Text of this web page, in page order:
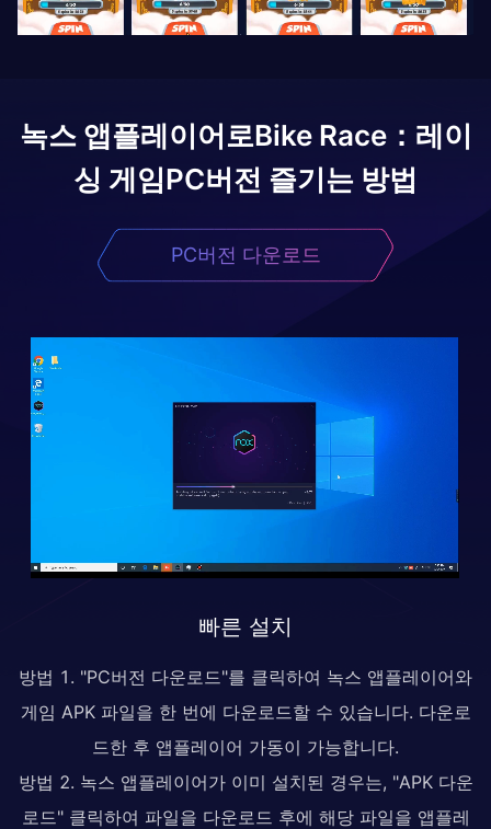
녹스 앱플레이어로Bike Race：레이
싱 게임PC버전 즐기는 방법
PC버전 다운로드
빠른 설치
방법 1. "PC버전 다운로드"를 클릭하여 녹스 앱플레이어와
게임 APK 파일을 한 번에 다운로드할 수 있습니다. 다운로
드한 후 앱플레이어 가동이 가능합니다.
방법 2. 녹스 앱플레이어가 이미 설치된 경우는, "APK 다운
로드" 클릭하여 파일을 다운로드 후에 해당 파일을 앱플레